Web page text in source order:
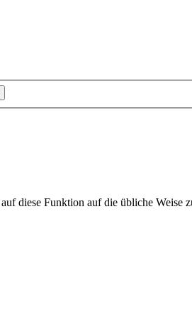
diese Funktion auf die übliche Weise